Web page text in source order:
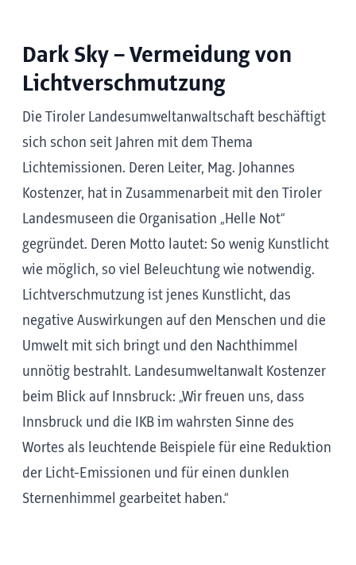
Dark Sky – Vermeidung von
Lichtverschmutzung
Die Tiroler Landesumweltanwaltschaft beschäftigt
sich schon seit Jahren mit dem Thema
Lichtemissionen. Deren Leiter, Mag. Johannes
Kostenzer, hat in Zusammenarbeit mit den Tiroler
Landesmuseen die Organisation „Helle Not“
gegründet. Deren Motto lautet: So wenig Kunstlicht
wie möglich, so viel Beleuchtung wie notwendig.
Lichtverschmutzung ist jenes Kunstlicht, das
negative Auswirkungen auf den Menschen und die
Umwelt mit sich bringt und den Nachthimmel
unnötig bestrahlt. Landesumweltanwalt Kostenzer
beim Blick auf Innsbruck: „Wir freuen uns, dass
Innsbruck und die IKB im wahrsten Sinne des
Wortes als leuchtende Beispiele für eine Reduktion
der Licht-Emissionen und für einen dunklen
Sternenhimmel gearbeitet haben.“